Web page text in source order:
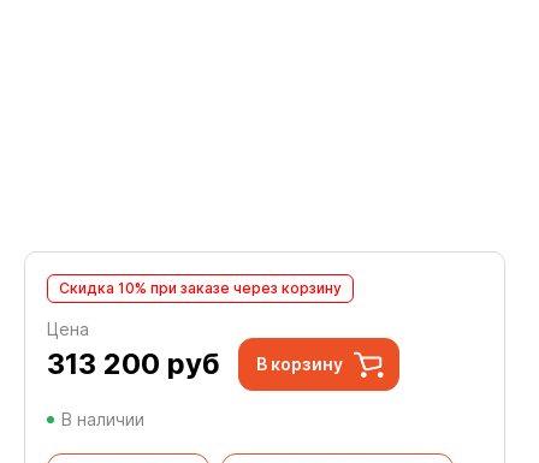
Скидка 10% при заказе через корзину
Цена
313 200 руб В корзину
В наличии